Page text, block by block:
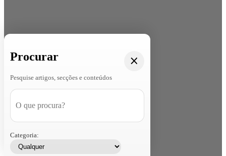
Procurar
Pesquise artigos, secções e conteúdos
Categoria: